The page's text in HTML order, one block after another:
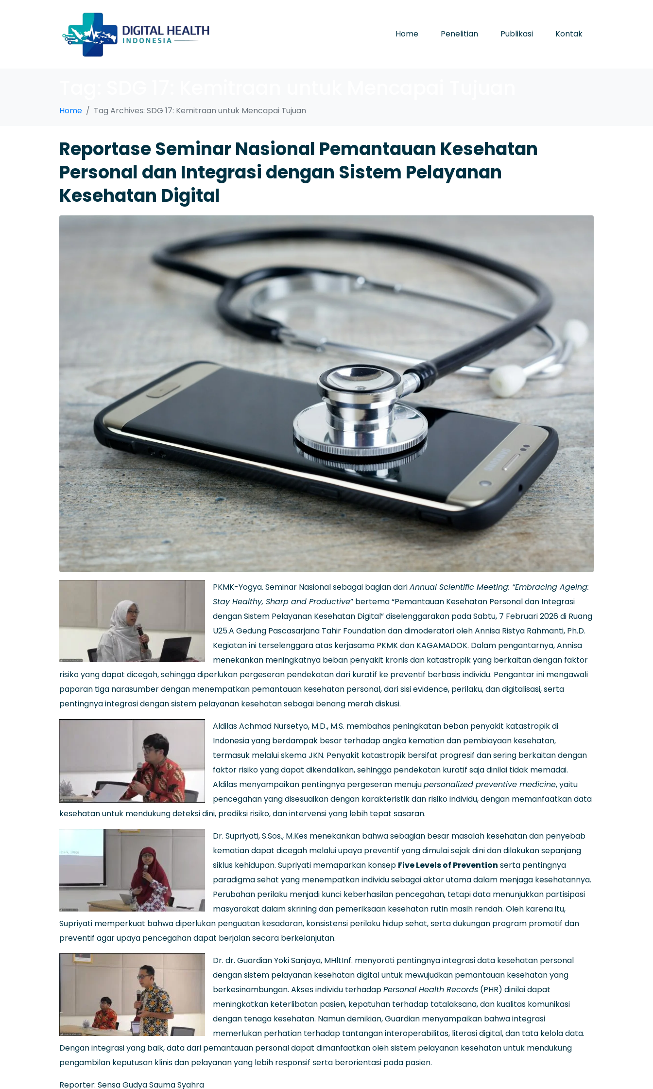
Home Penelitian Publikasi Kontak
Home Tag Archives: SDG 17: Kemitraan untuk Mencapai Tujuan
Reportase Seminar Nasional Pemantauan Kesehatan
Personal dan Integrasi dengan Sistem Pelayanan
Kesehatan Digital
PKMK-Yogya. Seminar Nasional sebagai bagian dariAnnual Scientific Meeting: “Embracing Ageing:
Stay Healthy, Sharp and Productive” bertema “Pemantauan Kesehatan Personal dan Integrasi
dengan Sistem Pelayanan Kesehatan Digital” diselenggarakan pada Sabtu, 7 Februari 2026 di Ruang
U25.A Gedung Pascasarjana Tahir Foundation dan dimoderatori oleh Annisa Ristya Rahmanti, Ph.D.
Kegiatan ini terselenggara atas kerjasama PKMK dan KAGAMADOK. Dalam pengantarnya, Annisa
menekankan meningkatnya beban penyakit kronis dan katastropik yang berkaitan dengan faktor
risiko yang dapat dicegah, sehingga diperlukan pergeseran pendekatan dari kuratif ke preventif berbasis individu. Pengantar ini mengawali
paparan tiga narasumber dengan menempatkan pemantauan kesehatan personal, dari sisi evidence, perilaku, dan digitalisasi, serta
pentingnya integrasi dengan sistem pelayanan kesehatan sebagai benang merah diskusi.
Aldilas Achmad Nursetyo, M.D., M.S. membahas peningkatan beban penyakit katastropik di
Indonesia yang berdampak besar terhadap angka kematian dan pembiayaan kesehatan,
termasuk melalui skema JKN. Penyakit katastropik bersifat progresif dan sering berkaitan dengan
faktor risiko yang dapat dikendalikan, sehingga pendekatan kuratif saja dinilai tidak memadai.
Aldilas menyampaikan pentingnya pergeseran menujupersonalized preventive medicine, yaitu
pencegahan yang disesuaikan dengan karakteristik dan risiko individu, dengan memanfaatkan data
kesehatan untuk mendukung deteksi dini, prediksi risiko, dan intervensi yang lebih tepat sasaran.
Dr. Supriyati, S.Sos., M.Kes menekankan bahwa sebagian besar masalah kesehatan dan penyebab
kematian dapat dicegah melalui upaya preventif yang dimulai sejak dini dan dilakukan sepanjang
siklus kehidupan. Supriyati memaparkan konsep Five Levels of Prevention serta pentingnya
paradigma sehat yang menempatkan individu sebagai aktor utama dalam menjaga kesehatannya.
Perubahan perilaku menjadi kunci keberhasilan pencegahan, tetapi data menunjukkan partisipasi
masyarakat dalam skrining dan pemeriksaan kesehatan rutin masih rendah. Oleh karena itu,
Supriyati memperkuat bahwa diperlukan penguatan kesadaran, konsistensi perilaku hidup sehat, serta dukungan program promotif dan
preventif agar upaya pencegahan dapat berjalan secara berkelanjutan.
Dr. dr. Guardian Yoki Sanjaya, MHltInf. menyoroti pentingnya integrasi data kesehatan personal
dengan sistem pelayanan kesehatan digital untuk mewujudkan pemantauan kesehatan yang
berkesinambungan. Akses individu terhadapPersonal Health Records (PHR) dinilai dapat
meningkatkan keterlibatan pasien, kepatuhan terhadap tatalaksana, dan kualitas komunikasi
dengan tenaga kesehatan. Namun demikian, Guardian menyampaikan bahwa integrasi
memerlukan perhatian terhadap tantangan interoperabilitas, literasi digital, dan tata kelola data.
Dengan integrasi yang baik, data dari pemantauan personal dapat dimanfaatkan oleh sistem pelayanan kesehatan untuk mendukung
pengambilan keputusan klinis dan pelayanan yang lebih responsif serta berorientasi pada pasien.
Reporter: Sensa Gudya Sauma Syahra